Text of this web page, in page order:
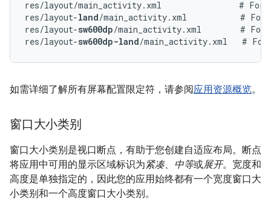
res/layout/main_activity.xml                # For
res/layout-land/main_activity.xml           # For
res/layout-sw600dp/main_activity.xml        # For
res/layout-sw600dp-land
如需详细了解所有屏幕配置限定符，请参阅应用资源概览。
窗口大小类别
窗口大小类别是视口断点，有助于您创建自适应布局。断点
将应用中可用的显示区域标识为紧凑、 中等或展开。宽度和
高度是单独指定的，因此您的应用始终都有一个宽度窗口大
小类别和一个高度窗口大小类别。